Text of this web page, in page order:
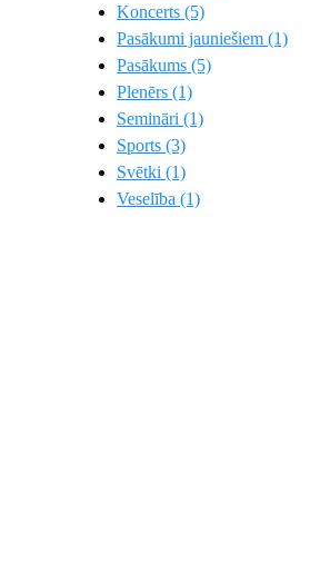
Koncerts (5)
Pasākumi jauniešiem (1)
Pasākums (5)
Plenērs (1)
Semināri (1)
Sports (3)
Svētki (1)
Veselība (1)